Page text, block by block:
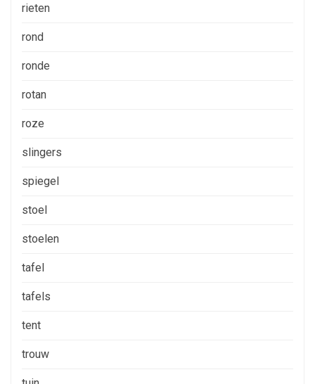
rieten
rond
ronde
rotan
roze
slingers
spiegel
stoel
stoelen
tafel
tafels
tent
trouw